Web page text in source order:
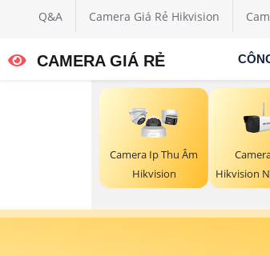
Q&A Camera Giá Rẻ Hikvision
CAMERA GIÁ RẺ
Camera Ip Thu Âm
Hikvision
Hikvision